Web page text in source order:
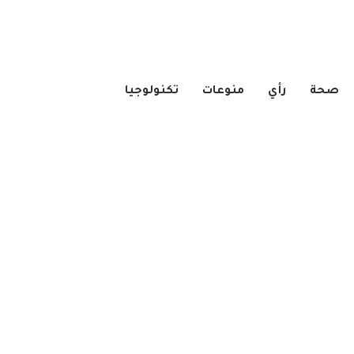
صحة رأي منوعات تكنولوجيا